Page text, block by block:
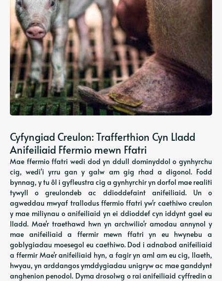
Cyfyngiad Creulon: Trafferthion Cyn Lladd
Anifeiliaid Ffermio mewn Ffatri
Mae ffermio ffatri wedi dod yn ddull dominyddol o gynhyrchu
cig, wedi'i yrru gan y galw am gig rhad a digonol. Fodd
bynnag, y tu ôl i gyfleustra cig a gynhyrchir yn dorfol mae realiti
tywyll o greulondeb ac ddioddefaint anifeiliaid. Un o
agweddau mwyaf trallodus ffermio ffatri yw'r caethiwo creulon
y mae miliynau o anifeiliaid yn ei ddioddef cyn iddynt gael eu
lladd. Mae'r traethawd hwn yn archwilio'r amodau annynol y
mae anifeiliaid a ffermir mewn ffatri yn eu hwynebu a
goblygiadau moesegol eu caethiwo. Dod i adnabod anifeiliaid
a ffermir Mae'r anifeiliaid hyn, a fagir yn aml am eu cig, llaeth,
hwyau, yn arddangos ymddygiadau unigryw ac mae ganddynt
anghenion penodol. Dyma drosolwg o rai anifeiliaid cyffredin a